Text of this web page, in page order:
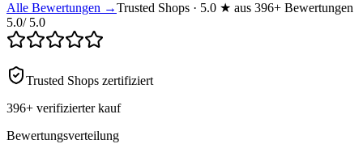
Alle Bewertungen →Trusted Shops · 5.0 ★ aus 396+ Bewertungen
5.0/ 5.0
Trusted Shops zertifiziert
396+ verifizierter kauf
Bewertungsverteilung